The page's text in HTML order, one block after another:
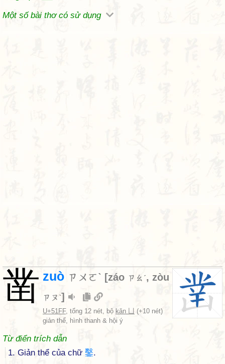
Một số bài thơ có sử dụng
凿 zuò ㄗㄨㄛˋ [záo ㄗㄠˊ, zòu
ㄗㄡˋ]
U+51FF, tổng 12 nét, bộ kǎn 凵 (+10 nét)
giản thể, hình thanh & hội ý
Từ điển trích dẫn
1. Giản thể của chữ 鑿.